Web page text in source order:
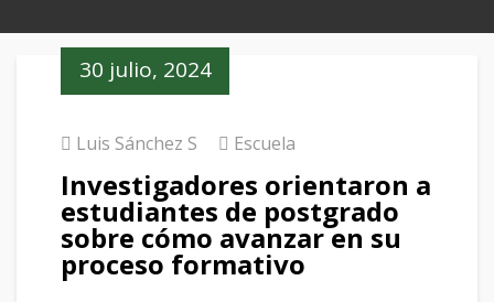
30 julio, 2024
Luis Sánchez S Escuela
Investigadores orientaron a
estudiantes de postgrado
sobre cómo avanzar en su
proceso formativo